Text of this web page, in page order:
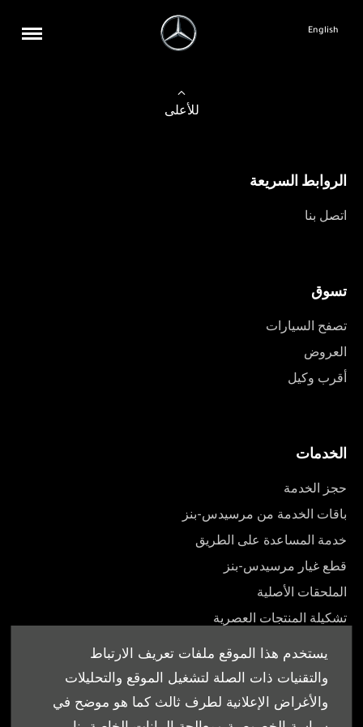
يستخدم هذا الموقع ملفات تعريف الارتباط
والتقنيات ذات الصلة لتشغيل الموقع والتحليلات
والأغراض الإعلانية لطرف ثالث كما هو موضح في
English
للأعلى
الروابط السريعة
اتصل بنا
تسوق
تصفح السيارات
العروض
أقرب وكيل
الخدمات
حجز الخدمة
باقات الخدمة من مرسيدس-بنز
خدمة المساعدة على الطريق
قطع غيار مرسيدس-بنز
الملحقات الأصلية
تشكيلة المنتجات العصرية